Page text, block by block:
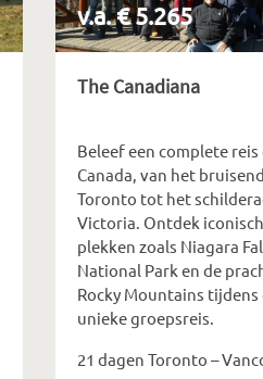
v.a. € 5.265
The Canadiana
Beleef een complete
Canada, van het
Toronto tot het
Victoria. Ontdek
plekken zoals Niagara
National Park en de
Rocky Mountains tijdens
unieke groepsreis.
21 dagen Toronto –